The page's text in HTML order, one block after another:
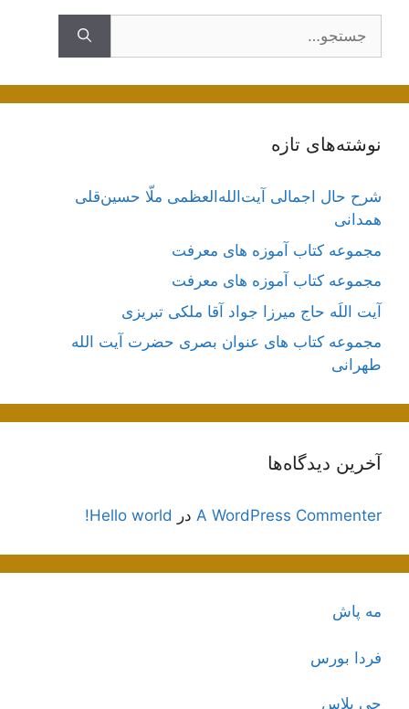
نوشته‌های تازه
شرح حال اجمالی آیت‌الله‌العظمی ملّا حسین‌قلی
همدانی
مجموعه کتاب آموزه های معرفت
مجموعه کتاب آموزه های معرفت
آیت اللَه حاج میرزا جواد آقا ملکی تبریزی
مجموعه کتاب های عنوان بصری حضرت آیت الله
طهرانی
آخرین دیدگاه‌ها
A WordPress Commenter در Hello world!
مه پاش
فردا بورس
جی پلاس